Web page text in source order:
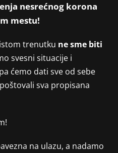
nesrećnog korona
mestu!
trenutku ne sme biti
svesni situacije i
ćemo dati sve od sebe
sva propisana
na ulazu, a nadamo